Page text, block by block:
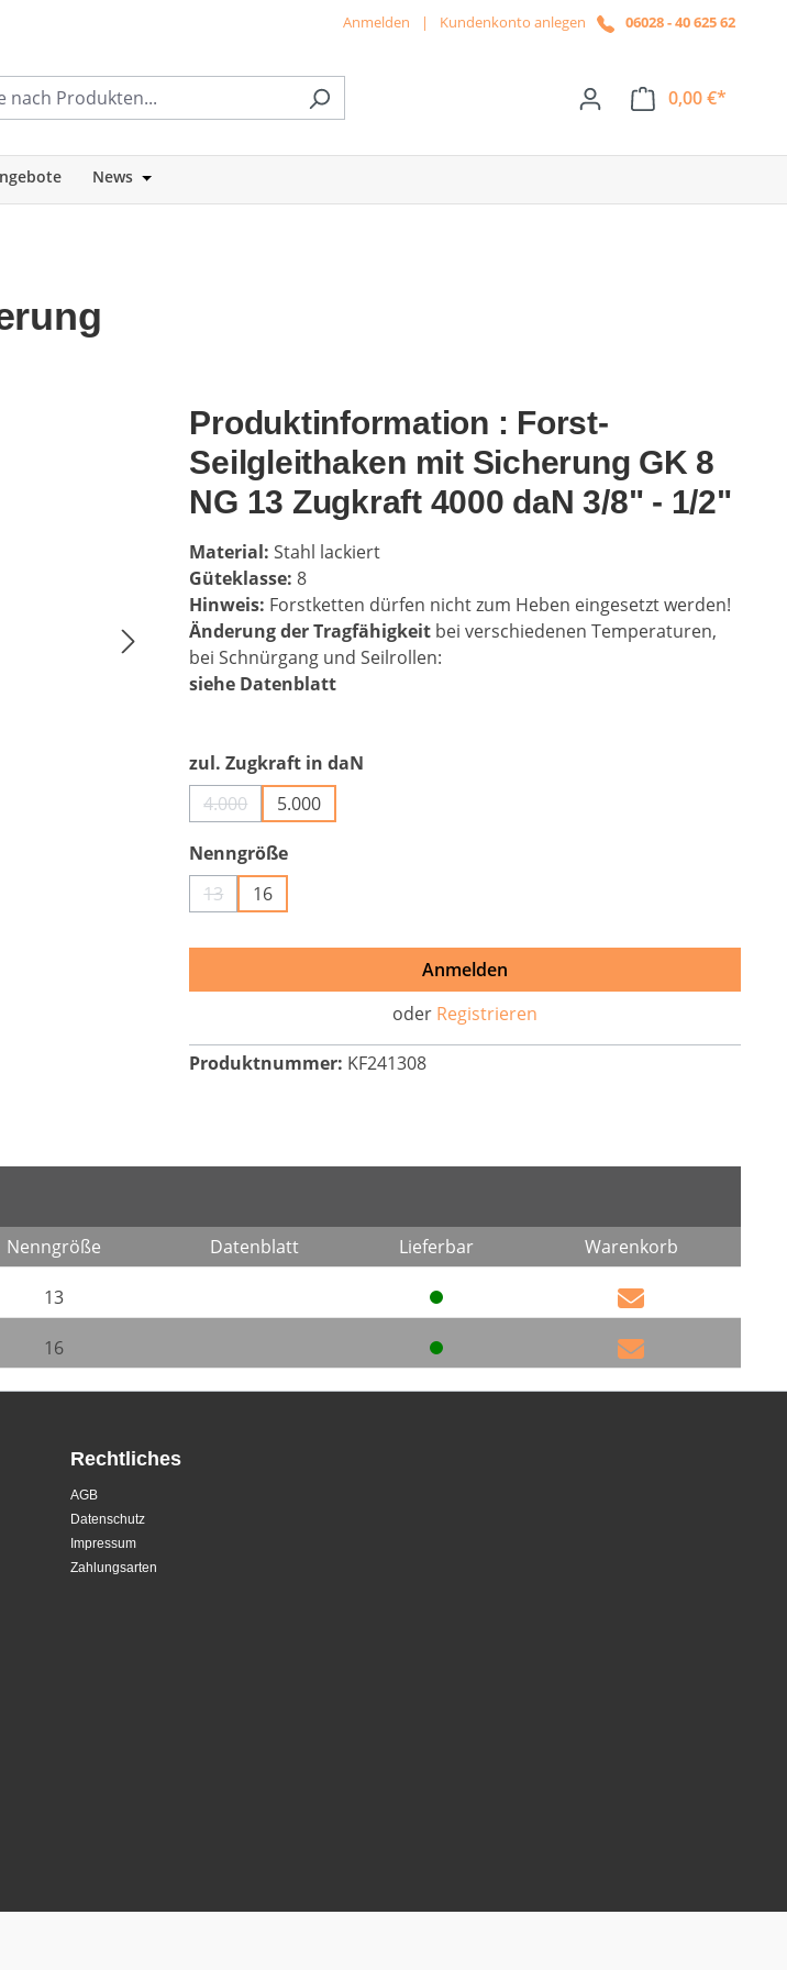
Anmelden | Kundenkonto anlegen 06028 - 40 625 62
0,00 €*
News Öffne oder Schließe das Dropdown der Kategorie News
Produktinformation : Forst-
Seilgleithaken mit Sicherung GK 8
NG 13 Zugkraft 4000 daN 3/8" - 1/2"
Material: Stahl lackiert
Güteklasse: 8
Hinweis: Forstketten dürfen nicht zum Heben eingesetzt werden!
Änderung der Tragfähigkeit bei verschiedenen Temperaturen,
bei Schnürgang und Seilrollen:
siehe Datenblatt
zul. Zugkraft in daN
4.000(Diese Option ist zurzeit nicht verfügbar.)
5.000
Nenngrößeauswählen
13(Diese Option ist zurzeit nicht verfügbar.)
16
Anmelden
oder Registrieren
Produktnummer: KF241308
Nenngröße Datenblatt Lieferbar Warenkorb
13
16
Rechtliches
AGB
Datenschutz
Impressum
Zahlungsarten